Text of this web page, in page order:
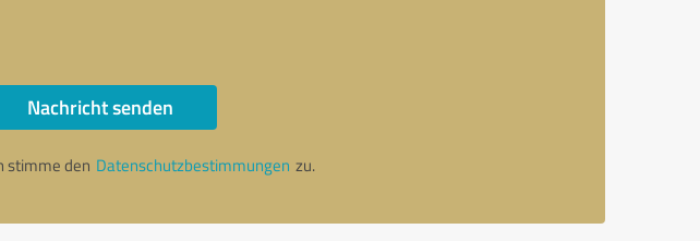
Nachricht senden
stimme den Datenschutzbestimmungen zu.